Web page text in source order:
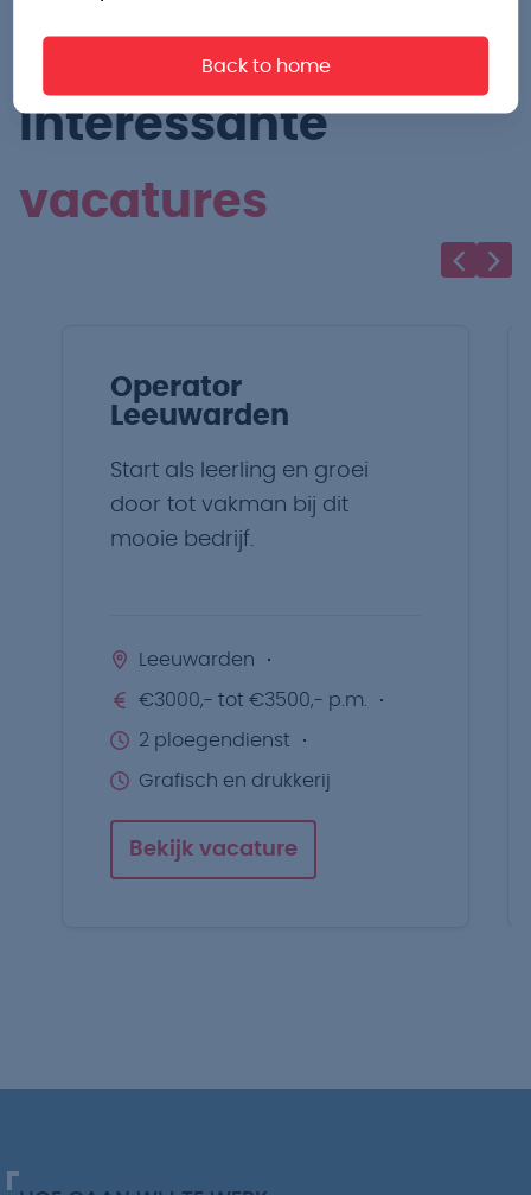
Back to home
Andere
interessante
vacatures
Operator
Leeuwarden
Start als leerling en groei
door tot vakman bij dit
mooie bedrijf.
Leeuwarden
€3000,- tot €3500,- p.m.
2 ploegendienst
Grafisch en drukkerij
Bekijk vacature